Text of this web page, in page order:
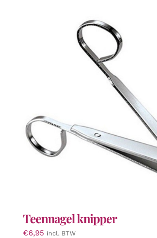
Teennagel knipper
€6,95 incl. BTW